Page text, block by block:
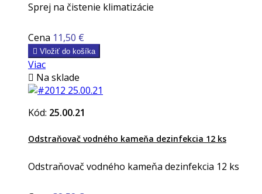
Sprej na čistenie klimatizácie
Cena 11,50 €
 Vložiť do košíka
Viac
 Na sklade
Kód: 25.00.21
Odstraňovač vodného kameňa dezinfekcia 12 ks
Odstraňovač vodného kameňa dezinfekcia 12 ks